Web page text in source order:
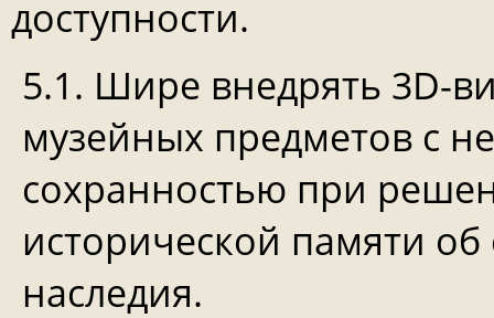
доступности.
5.1. Шире внедрять 3D-
музейных предметов с
сохранностью при
исторической памяти
наследия.